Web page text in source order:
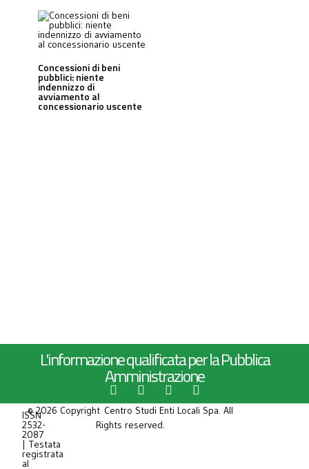
Concessioni di beni
pubblici: niente
indennizzo di
avviamento al
concessionario uscente
L'informazione qualificata per la Pubblica
Amministrazione
ISSN
2532-
2087
| Testata
registrata
al
© 2026 Copyright Centro Studi Enti Locali Spa. All
Rights reserved.